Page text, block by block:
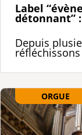
Label
détonnant”
Depuis
ORGUE